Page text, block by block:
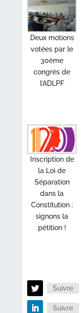
Deux motions
votées par le
30ème
congrès de
l’ADLPF
Inscription de
la Loi de
Séparation
dans la
Constitution :
signons la
pétition !
Suivre
Suivre